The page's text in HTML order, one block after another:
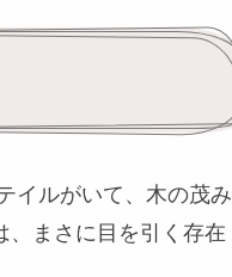
イルがいて、木の茂み
、まさに目を引く存在